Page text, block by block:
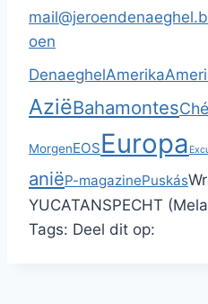
oen
DenaeghelAmerika
AziëBahamontesChé
MorgenEOSEuropa
aniëP-magazinePuskás
YUCATANSPECHT
Tags: Deel dit op: